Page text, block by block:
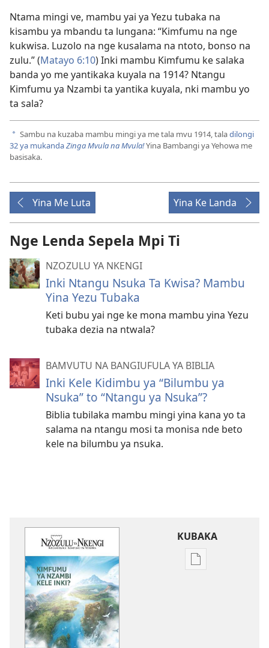
Ntama mingi ve, mambu yai ya Yezu tubaka na
kisambu ya mbandu ta lungana: “Kimfumu na nge
kukwisa. Luzolo na nge kusalama na ntoto, bonso na
zulu.” (Matayo 6:10) Inki mambu Kimfumu ke salaka
banda yo me yantikaka kuyala na 1914? Ntangu
Kimfumu ya Nzambi ta yantika kuyala, nki mambu yo
ta sala?
a Sambu na kuzaba mambu mingi ya me tala mvu 1914, taladilongi
32 ya mukandaZinga Mvula na Mvula!Yina Bambangi ya Yehowa me
basisaka.
Yina Me Luta Yina Ke Landa
Nge Lenda Sepela Mpi Ti
NZOZULU YA NKENGI
Inki Ntangu Nsuka Ta Kwisa? Mambu
Yina Yezu Tubaka
Keti bubu yai nge ke mona mambu yina Yezu
tubaka dezia na ntwala?
BAMVUTU NA BANGIUFULA YA BIBLIA
Inki Kele Kidimbu ya “Bilumbu ya
Nsuka” to “Ntangu ya Nsuka”?
Biblia tubilaka mambu mingi yina kana yo ta
salama na ntangu mosi ta monisa nde beto
kele na bilumbu ya nsuka.
KUBAKA
Bisika